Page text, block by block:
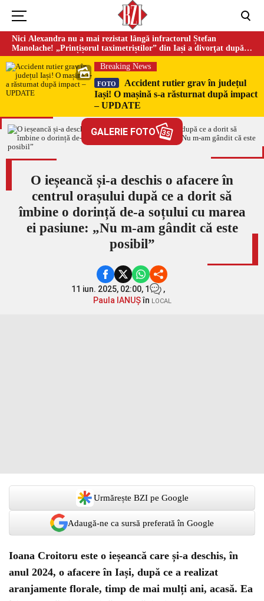
Nici Alexandra nu a mai rezistat lângă infractorul Ștefan
Manolache! „Prințișorul taximetriștilor” din Iași a divorţat după
doi ani de căsnicie
Breaking News
FOTO
Accident rutier grav în județul
Iași! O mașină s-a răsturnat după impact
– UPDATE
GALERIE FOTO 35
O ieșeancă și-a deschis o afacere în
centrul orașului după ce a dorit să
îmbine o dorință de-a soțului cu marea
ei pasiune: „Nu m-am gândit că este
posibil”
11 iun. 2025, 02:00, 1
,
Paula IANUȘîn LOCAL
Urmărește BZI pe Google
Adaugă-ne ca sursă preferată în Google
Ioana Croitoru este o ieșeancă care și-a deschis, în
anul 2024, o afacere în Iași, după ce a realizat
aranjamente florale, timp de mai mulți ani, acasă. Ea